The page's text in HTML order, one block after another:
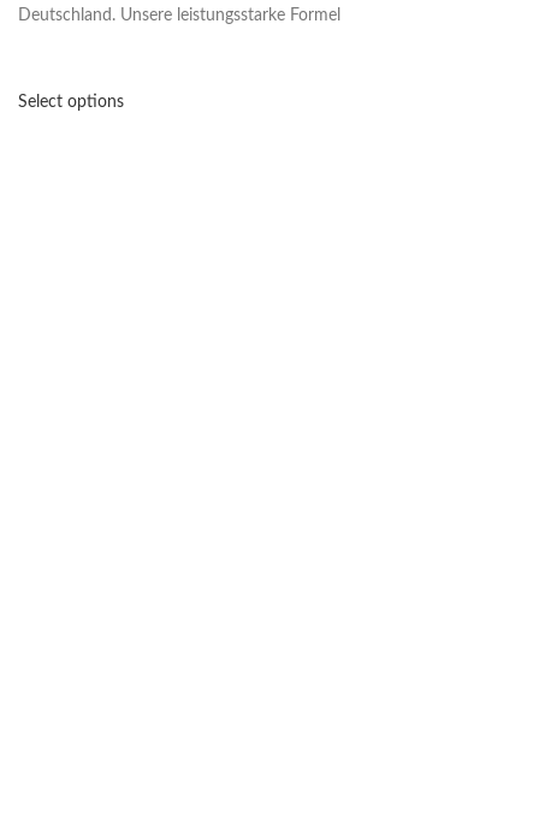
Deutschland. Unsere leistungsstarke Formel
Select options